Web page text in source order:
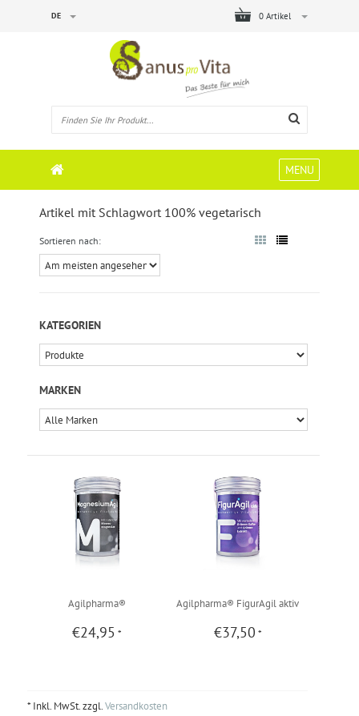
0 Artikel
DE
MENU
Artikel mit Schlagwort 100% vegetarisch
Sortieren nach:
KATEGORIEN
MARKEN
Agilpharma®
MagnesiumAgil
€24,95 *
Agilpharma® FigurAgil aktiv
€37,50 *
* Inkl. MwSt. zzgl.Versandkosten